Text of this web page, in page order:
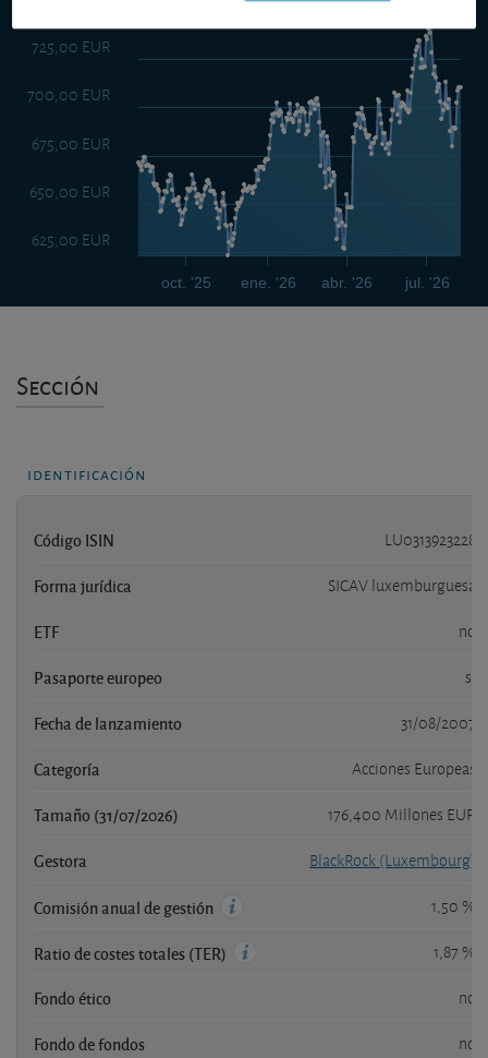
ene. '26 jul. '26
oct. '25 abr. '26
625,00 EUR
650,00 EUR
675,00 EUR
700,00 EUR
725,00 EUR
Sección
identificación
Código ISIN LU0313923228
Forma jurídica SICAV luxemburguesa
ETF no
Pasaporte europeo si
Fecha de lanzamiento 31/08/2007
Categoría Acciones Europeas
Tamaño (31/07/2026) 176,400 Millones EUR
Gestora BlackRock (Luxembourg)
Comisión anual de gestión 1,50 %
Ratio de costes totales (TER) 1,87 %
Fondo ético no
Fondo de fondos no